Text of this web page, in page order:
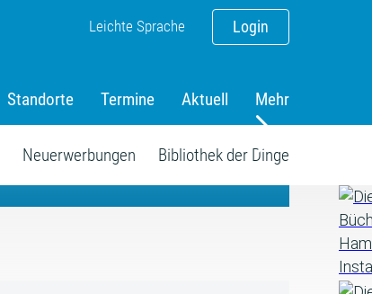
Login
Leichte Sprache
Standorte Termine Aktuell Mehr
Neuerwerbungen Bibliothek der Dinge